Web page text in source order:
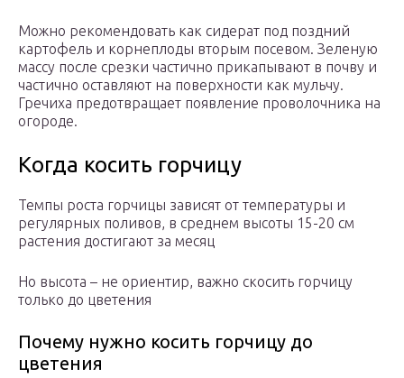
Можно рекомендовать как сидерат под поздний
картофель и корнеплоды вторым посевом. Зеленую
массу после срезки частично прикапывают в почву и
частично оставляют на поверхности как мульчу.
Гречиха предотвращает появление проволочника на
огороде.
Когда косить горчицу
Темпы роста горчицы зависят от температуры и
регулярных поливов, в среднем высоты 15-20 см
растения достигают за месяц
Но высота – не ориентир, важно скосить горчицу
только до цветения
Почему нужно косить горчицу до
цветения